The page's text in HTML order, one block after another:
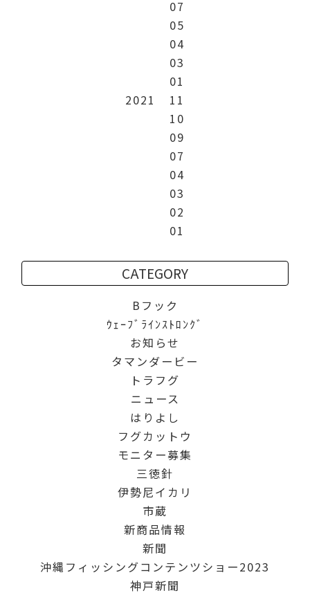
07
05
04
03
01
2021
11
10
09
07
04
03
02
01
CATEGORY
Bフック
ｳｪｰﾌﾞﾗｲﾝｽﾄﾛﾝｸﾞ
お知らせ
タマンダービー
トラフグ
ニュース
はりよし
フグカットウ
モニター募集
三徳針
伊勢尼イカリ
市蔵
新商品情報
新聞
沖縄フィッシングコンテンツショー2023
神戸新聞